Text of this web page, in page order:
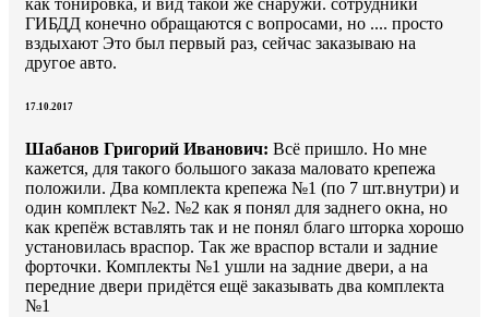
ГИБДД конечно обращаются с вопросами, но .... просто
вздыхают Это был первый раз, сейчас заказываю на
другое авто.
17.10.2017
Шабанов Григорий Иванович: Всё пришло. Но мне
кажется, для такого большого заказа маловато крепежа
положили. Два комплекта крепежа №1 (по 7 шт.внутри) и
один комплект №2. №2 как я понял для заднего окна, но
как крепёж вставлять так и не понял благо шторка хорошо
установилась враспор. Так же враспор встали и задние
форточки. Комплекты №1 ушли на задние двери, а на
передние двери придётся ещё заказывать два комплекта
№1